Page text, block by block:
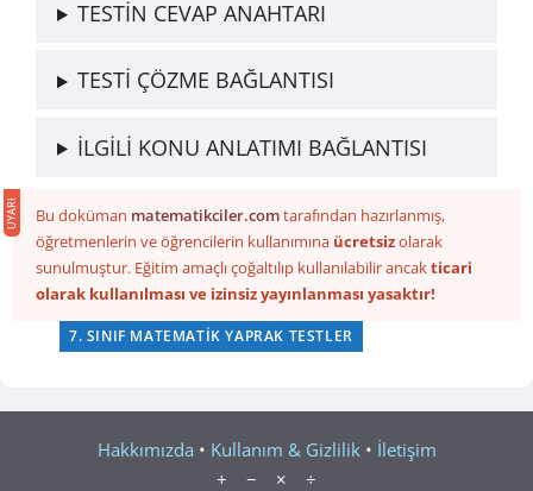
TESTİN CEVAP ANAHTARI
TESTİ ÇÖZME BAĞLANTISI
İLGİLİ KONU ANLATIMI BAĞLANTISI
Bu doküman matematikciler.comtarafından hazırlanmış,
öğretmenlerin ve öğrencilerin kullanımına ücretsizolarak
sunulmuştur. Eğitim amaçlı çoğaltılıp kullanılabilir ancakticari
olarak kullanılması ve izinsiz yayınlanması yasaktır!
7. SINIF MATEMATIK YAPRAK TESTLER
Hakkımızda • Kullanım & Gizlilik • İletişim
+ − × ÷